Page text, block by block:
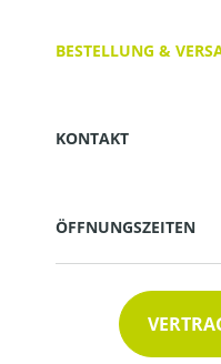
BESTELLUNG &
KONTAKT
ÖFFNUNGSZEITEN